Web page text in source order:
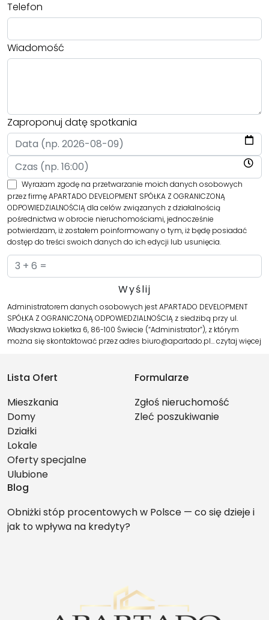
Telefon
Wiadomość
Zaproponuj datę spotkania
Wyrażam zgodę na przetwarzanie moich danych osobowych
przez firmę APARTADO DEVELOPMENT SPÓŁKA Z OGRANICZONĄ
ODPOWIEDZIALNOŚCIĄ dla celów związanych z działalnością
pośrednictwa w obrocie nieruchomościami, jednocześnie
potwierdzam, iż zostałem poinformowany o tym, iż będę posiadać
dostęp do treści swoich danych do ich edycji lub usunięcia.
Administratorem danych osobowych jest APARTADO DEVELOPMENT
SPÓŁKA Z OGRANICZONĄ ODPOWIEDZIALNOŚCIĄ z siedzibą przy ul.
Władysława Łokietka 6, 86-100 Świecie (“Administrator”), z którym
można się skontaktować przez adres biuro@apartado.pl…czytaj więcej
Lista Ofert
Mieszkania
Domy
Działki
Lokale
Oferty specjalne
Ulubione
Formularze
Zgłoś nieruchomość
Zleć poszukiwanie
Blog
Obniżki stóp procentowych w Polsce — co się dzieje i
jak to wpływa na kredyty?